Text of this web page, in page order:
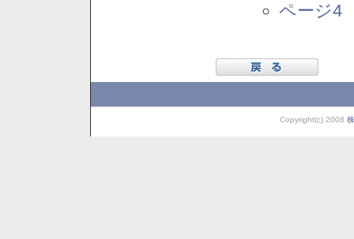
ページ4
Copyright(c) 2008